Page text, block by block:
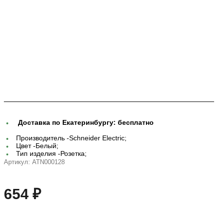
Доставка по Екатеринбургу: бесплатно
Производитель -Schneider Electric;
Цвет -Белый;
Тип изделия -Розетка;
Артикул: ATN000128
654 ₽